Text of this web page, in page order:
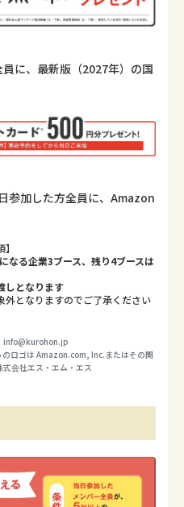
に、最新版（2027年）の国
参加した方全員に、Amazon
なる企業3ブース、残り4ブースは
しとなります
外となりますのでご了承ください
info@kurohon.jp
ロゴは Amazon.com, Inc.またはその関
会社エス・エム・エス